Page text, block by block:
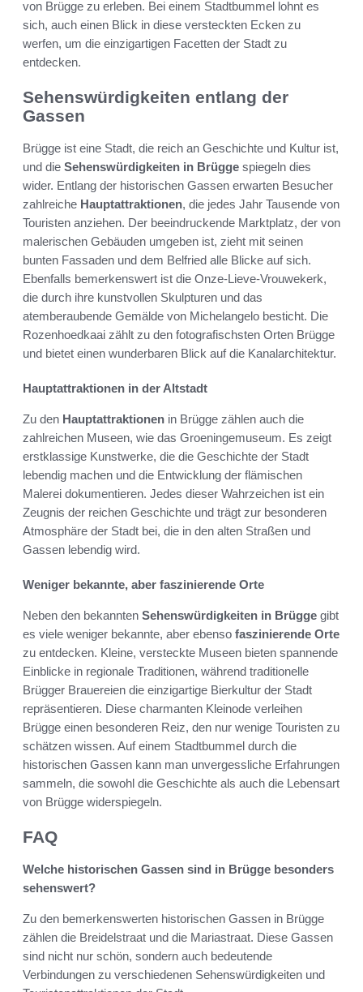
von Brügge zu erleben. Bei einem Stadtbummel lohnt es
sich, auch einen Blick in diese versteckten Ecken zu
werfen, um die einzigartigen Facetten der Stadt zu
entdecken.
Sehenswürdigkeiten entlang der
Gassen
Brügge ist eine Stadt, die reich an Geschichte und Kultur ist,
und die Sehenswürdigkeiten in Brügge spiegeln dies
wider. Entlang der historischen Gassen erwarten Besucher
zahlreiche Hauptattraktionen, die jedes Jahr Tausende von
Touristen anziehen. Der beeindruckende Marktplatz, der von
malerischen Gebäuden umgeben ist, zieht mit seinen
bunten Fassaden und dem Belfried alle Blicke auf sich.
Ebenfalls bemerkenswert ist die Onze-Lieve-Vrouwekerk,
die durch ihre kunstvollen Skulpturen und das
atemberaubende Gemälde von Michelangelo besticht. Die
Rozenhoedkaai zählt zu den fotografischsten Orten Brügge
und bietet einen wunderbaren Blick auf die Kanalarchitektur.
Hauptattraktionen in der Altstadt
Zu den Hauptattraktionen in Brügge zählen auch die
zahlreichen Museen, wie das Groeningemuseum. Es zeigt
erstklassige Kunstwerke, die die Geschichte der Stadt
lebendig machen und die Entwicklung der flämischen
Malerei dokumentieren. Jedes dieser Wahrzeichen ist ein
Zeugnis der reichen Geschichte und trägt zur besonderen
Atmosphäre der Stadt bei, die in den alten Straßen und
Gassen lebendig wird.
Weniger bekannte, aber faszinierende Orte
Neben den bekannten Sehenswürdigkeiten in Brügge gibt
es viele weniger bekannte, aber ebenso faszinierende Orte
zu entdecken. Kleine, versteckte Museen bieten spannende
Einblicke in regionale Traditionen, während traditionelle
Brügger Brauereien die einzigartige Bierkultur der Stadt
repräsentieren. Diese charmanten Kleinode verleihen
Brügge einen besonderen Reiz, den nur wenige Touristen zu
schätzen wissen. Auf einem Stadtbummel durch die
historischen Gassen kann man unvergessliche Erfahrungen
sammeln, die sowohl die Geschichte als auch die Lebensart
von Brügge widerspiegeln.
FAQ
Welche historischen Gassen sind in Brügge besonders
sehenswert?
Zu den bemerkenswerten historischen Gassen in Brügge
zählen die Breidelstraat und die Mariastraat. Diese Gassen
sind nicht nur schön, sondern auch bedeutende
Verbindungen zu verschiedenen Sehenswürdigkeiten und